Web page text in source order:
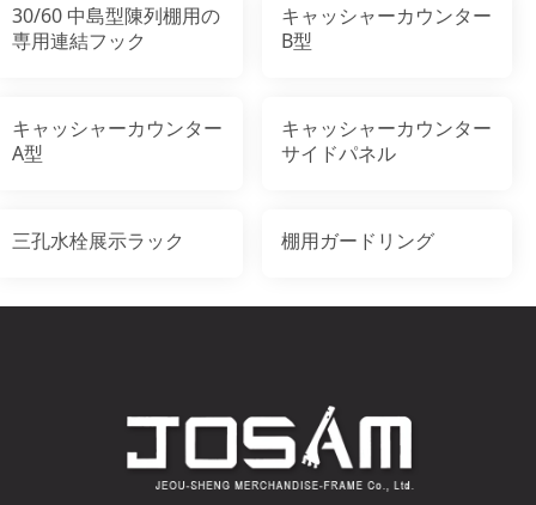
30/60 中島型陳列棚用の
専用連結フック
キャッシャーカウンター
B型
キャッシャーカウンター
A型
キャッシャーカウンター
サイドパネル
三孔水栓展示ラック 棚用ガードリング